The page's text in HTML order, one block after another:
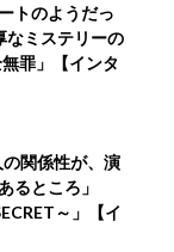
トのようだっ
なミステリーの
罪」【インタ
関係性が、演
るところ」
～」【イ